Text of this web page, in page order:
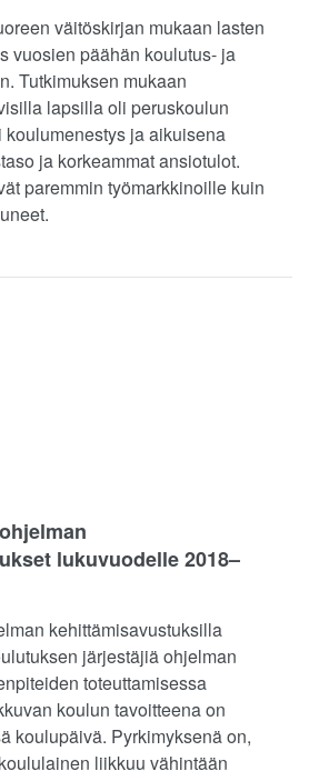
väitöskirjan mukaan lasten
vuosien päähän koulutus- ja
Tutkimuksen mukaan
lapsilla oli peruskoulun
koulumenestys ja aikuisena
ja korkeammat ansiotulot.
paremmin työmarkkinoille kuin
lukuvuodelle 2018–
kehittämisavustuksilla
järjestäjiä ohjelman
toteuttamisessa
koulun tavoitteena on
koulupäivä. Pyrkimyksenä on,
liikkuu vähintään